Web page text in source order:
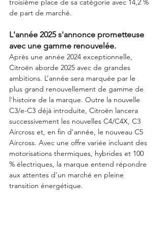
troisième place de sa catégorie avec 14,2 %
de part de marché.
L'année 2025 s'annonce prometteuse
avec une gamme renouvelée.
Après une année 2024 exceptionnelle,
Citroën aborde 2025 avec de grandes
ambitions. L’année sera marquée par le
plus grand renouvellement de gamme de
l'histoire de la marque. Outre la nouvelle
C3/e-C3 déjà introduite, Citroën lancera
successivement les nouvelles C4/C4X, C3
Aircross et, en fin d’année, le nouveau C5
Aircross. Avec une offre variée incluant des
motorisations thermiques, hybrides et 100
% électriques, la marque entend répondre
aux attentes d'un marché en pleine
transition énergétique.